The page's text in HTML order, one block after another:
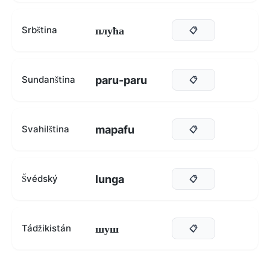
Srbština плућа 📋
Sundanština paru-paru 📋
Svahilština mapafu 📋
Švédský lunga 📋
Tádžikistán шуш 📋